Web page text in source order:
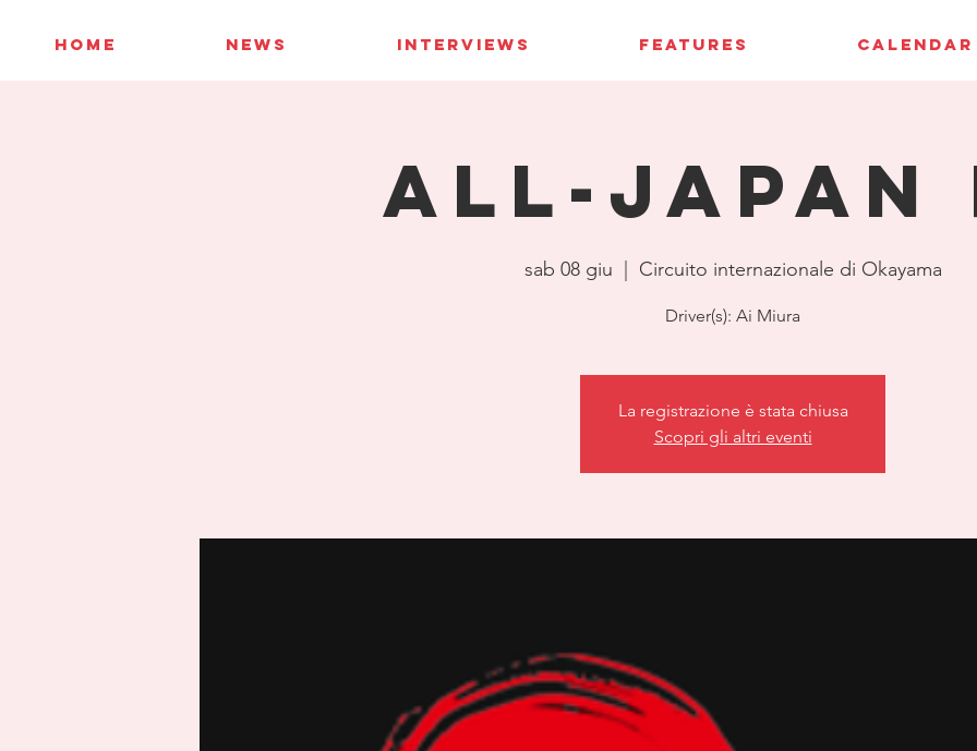
HOME NEWS INTERVIEWS FEATURES CALENDAR
All-Japan
sab 08 giu Circuito internazionale di Okayama
Driver(s): Ai Miura
La registrazione è stata chiusa
Scopri gli altri eventi